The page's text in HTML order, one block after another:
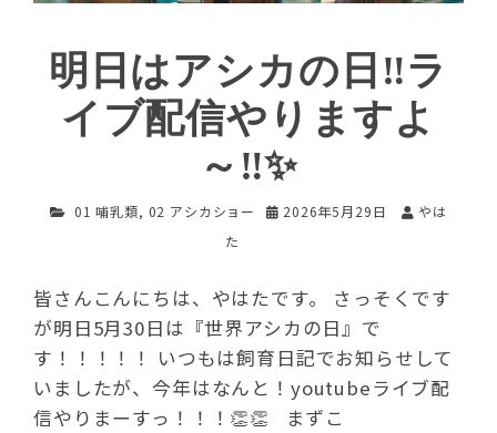
明日はアシカの日‼ラ
イブ配信やりますよ
～‼✨
01 哺乳類, 02 アシカショー 2026年5月29日
やは
た
皆さんこんにちは、やはたです。 さっそくです
が明日5月30日は『世界アシカの日』で
す！！！！！ いつもは飼育日記でお知らせして
いましたが、今年はなんと！youtubeライブ配
信やりまーすっ！！！👏👏 まずこ